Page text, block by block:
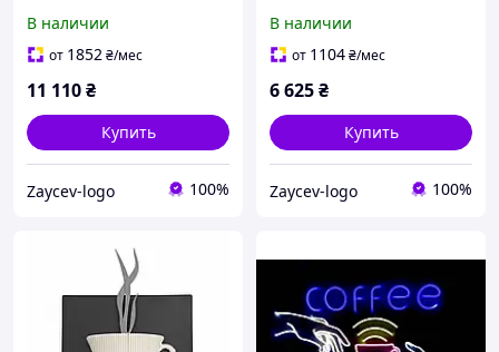
декор для кофейни и
бизнеса
В наличии
от 1852₴/мес
11 110₴
Купить
Zaycev-logo 100%
декор для кофейни и
бизнеса
В наличии
от 1104₴/мес
6 625₴
Купить
Zaycev-logo 100%